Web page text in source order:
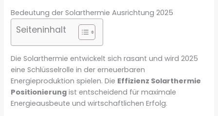
Bedeutung der Solarthermie Ausrichtung 2025
Seiteninhalt
Die Solarthermie entwickelt sich rasant und wird 2025
eine Schlüsselrolle in der erneuerbaren
Energieproduktion spielen. Die Effizienz Solarthermie
Positionierung ist entscheidend für maximale
Energieausbeute und wirtschaftlichen Erfolg.